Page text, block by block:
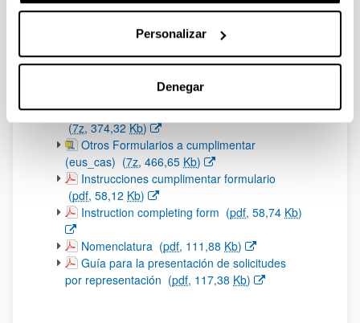
Personalizar
Denegar
(Abre una nueva ventana)
Convocatoria (02/06/2026)(pdf, 257,97
(Abre una nueva ventana)
Solicitud (inglés)(pdf, 1,41Mb
(Abre una nueva ventana)
Solicitud (Es)(pdf, 1,67Mb)
(Abre una nueva ventana)
Memoria (Eng)(doc, 109,50
(Abre una nueva ventana)
Otros Formularios a cumplimentar (eng)
(7z, 374,32Kb)
(Abre una nueva ventana)
Otros Formularios a cumplimentar
(eus_cas) (7z, 466,65 Kb)
(Abre una nueva ventana)
Instrucciones cumplimentar formulario
(pdf, 58,12 Kb)
(Abre una nueva ventana)
Instruction completing form (pdf, 58,74 Kb)
(Abre una nueva ventana)
Nomenclatura (pdf, 111,88 Kb)
(Abre una nueva ventana)
Guía para la presentación de solicitudes
por representación (pdf, 117,38 Kb)